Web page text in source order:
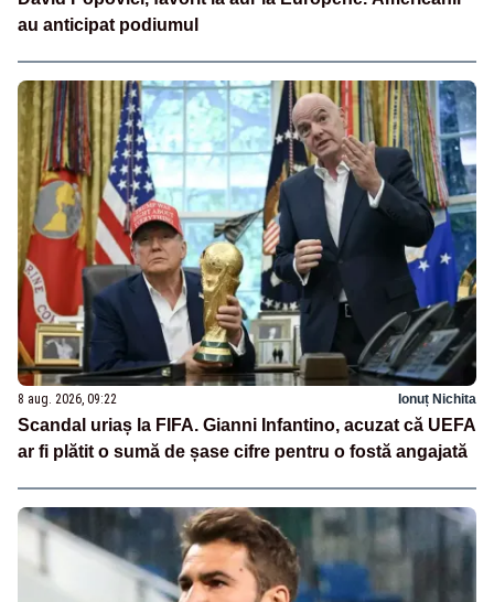
au anticipat podiumul
8 aug. 2026, 09:22 Ionuț Nichita
Scandal uriaș la FIFA. Gianni Infantino, acuzat că UEFA
ar fi plătit o sumă de șase cifre pentru o fostă angajată